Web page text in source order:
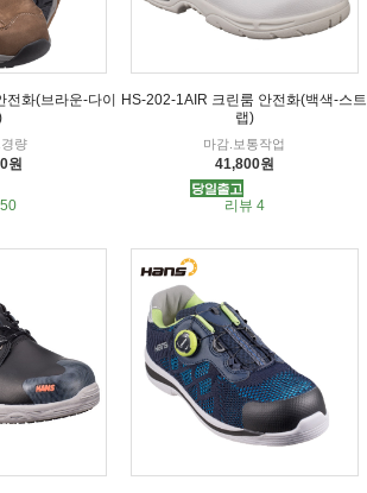
전화(브라운-다이
량
원
HS-202-1AIR 크린룸 안전화(백색-스트
랩)
마감.보통작업
41,800원
리뷰 4